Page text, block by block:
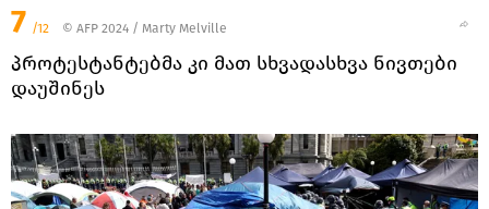
7 /12 © AFP 2024 / Marty Melville
პროტესტანტებმა კი მათ სხვადასხვა ნივთები
დაუშინეს